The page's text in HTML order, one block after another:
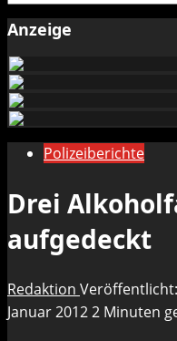
Anzeige
Polizeiberichte
Drei
aufgedeckt
Redaktion
Januar 20122 Minuten